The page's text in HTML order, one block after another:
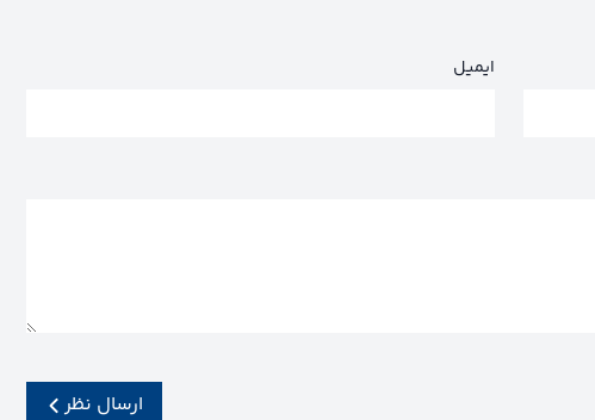
ایمیل
ارسال نظر